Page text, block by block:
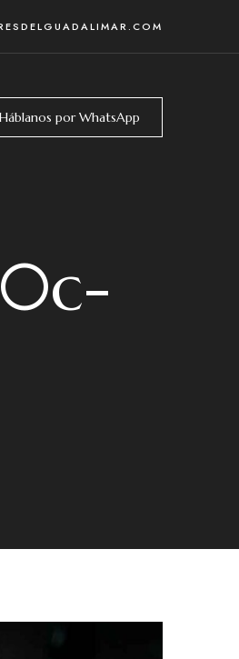
Háblanos por WhatsApp